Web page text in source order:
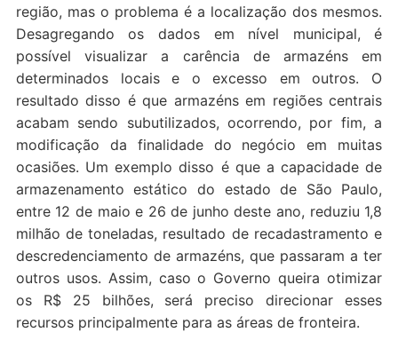
região, mas o problema é a localização dos mesmos.
Desagregando os dados em nível municipal, é
possível visualizar a carência de armazéns em
determinados locais e o excesso em outros. O
resultado disso é que armazéns em regiões centrais
acabam sendo subutilizados, ocorrendo, por fim, a
modificação da finalidade do negócio em muitas
ocasiões. Um exemplo disso é que a capacidade de
armazenamento estático do estado de São Paulo,
entre 12 de maio e 26 de junho deste ano, reduziu 1,8
milhão de toneladas, resultado de recadastramento e
descredenciamento de armazéns, que passaram a ter
outros usos. Assim, caso o Governo queira otimizar
os R$ 25 bilhões, será preciso direcionar esses
recursos principalmente para as áreas de fronteira.